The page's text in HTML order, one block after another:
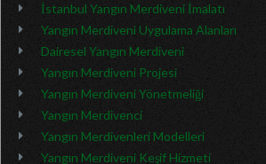
İstanbul Yangın Merdiveni İmalatı
Yangın Merdiveni Uygulama Alanları
Dairesel Yangın Merdiveni
Yangın Merdiveni Projesi
Yangın Merdiveni Yönetmeliği
Yangın Merdivenci
Yangın Merdivenleri Modelleri
Yangın Merdiveni Keşif Hizmeti